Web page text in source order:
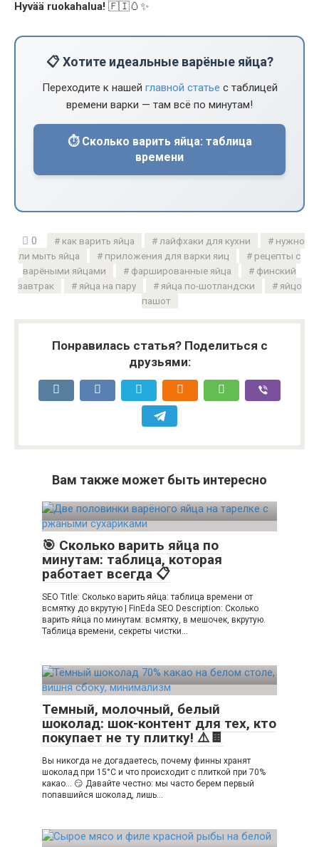
Hyvää ruokahalua! 🇫🇮🥚✨
📋 Хотите идеальные варёные яйца?
Переходите к нашей главной статье с таблицей
времени варки — там всё по минутам!
⏱️ Сколько варить яйца: таблица
времени
0 как варить яйца лайфхаки для кухни
нужно
ли мыть яйца
приложения для варки яиц
рецепты с
варёными яйцами
фаршированные яйца
финский
завтрак
яйца на пару яйца по-шотландски
яйцо
пашот
Понравилась статья? Поделиться с
друзьями:
Вам также может быть интересно
🎯 Сколько варить яйца по
минутам: таблица, которая
работает всегда 📋
SEO Title: Сколько варить яйца: таблица времени от
всмятку до вкрутую | FinEda SEO Description: Сколько
варить яйца по минутам: всмятку, в мешочек, вкрутую.
Таблица времени, секреты чистки…
Темный, молочный, белый
шоколад: шок-контент для тех, кто
покупает не ту плитку! ⚠️🍫
Вы никогда не догадаетесь, почему финны хранят
шоколад при 15°C и что происходит с плиткой при 70%
какао… 😏 Давайте честно: мы часто берем первый
попавшийся шоколад, лишь…